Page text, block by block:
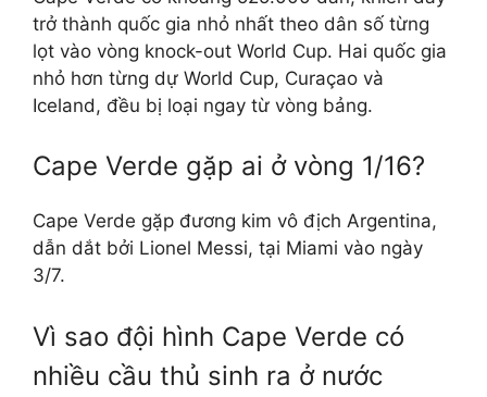
trở thành quốc gia nhỏ nhất theo dân số từng
lọt vào vòng knock-out World Cup. Hai quốc gia
nhỏ hơn từng dự World Cup, Curaçao và
Iceland, đều bị loại ngay từ vòng bảng.
Cape Verde gặp ai ở vòng 1/16?
Cape Verde gặp đương kim vô địch Argentina,
dẫn dắt bởi Lionel Messi, tại Miami vào ngày
3/7.
Vì sao đội hình Cape Verde có
nhiều cầu thủ sinh ra ở nước